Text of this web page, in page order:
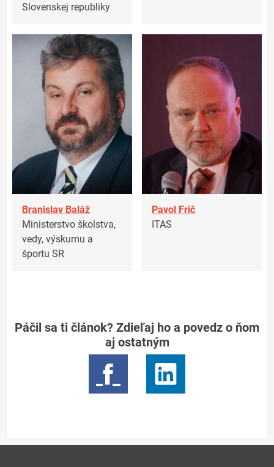
Slovenskej republiky
Branislav Baláž
Ministerstvo školstva,
vedy, výskumu a
športu SR
Pavol Frič
ITAS
Páčil sa ti článok? Zdieľaj ho a povedz o ňom
aj ostatným